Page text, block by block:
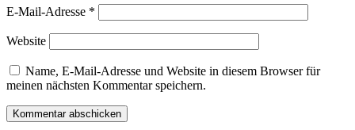
E-Mail-Adresse *
Website
Name, E-Mail-Adresse und Website in diesem Browser für
meinen nächsten Kommentar speichern.